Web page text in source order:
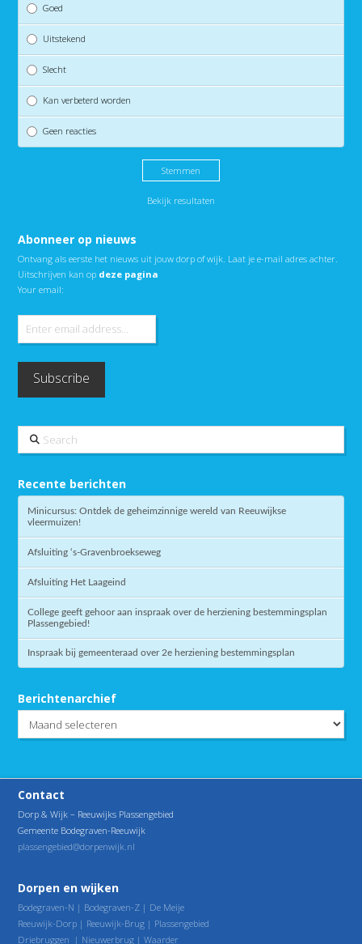
Goed
Uitstekend
Slecht
Kan verbeterd worden
Geen reacties
Bekijk resultaten
Abonneer op nieuws
Ontvang als eerste het nieuws uit jouw dorp of wijk. Laat je e-mail adres achter.
Uitschrijven kan op deze pagina
Your email:
Search
Recente berichten
Minicursus: Ontdek de geheimzinnige wereld van Reeuwijkse
vleermuizen!
Afsluiting ‘s-Gravenbroekseweg
Afsluiting Het Laageind
College geeft gehoor aan inspraak over de herziening bestemmingsplan
Plassengebied!
Inspraak bij gemeenteraad over 2e herziening bestemmingsplan
Berichtenarchief
Contact
Dorp & Wijk – Reeuwijks Plassengebied
Gemeente Bodegraven-Reeuwijk
plassengebied@dorpenwijk.nl
Dorpen en wijken
Bodegraven-N | Bodegraven-Z | De Meije
Reeuwijk-Dorp | Reeuwijk-Brug | Plassengebied
Driebruggen | Nieuwerbrug |Waarder